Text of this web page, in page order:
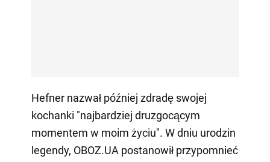
Hefner nazwał później zdradę swojej
kochanki "najbardziej druzgocącym
momentem w moim życiu". W dniu urodzin
legendy, OBOZ.UA postanowił przypomnieć